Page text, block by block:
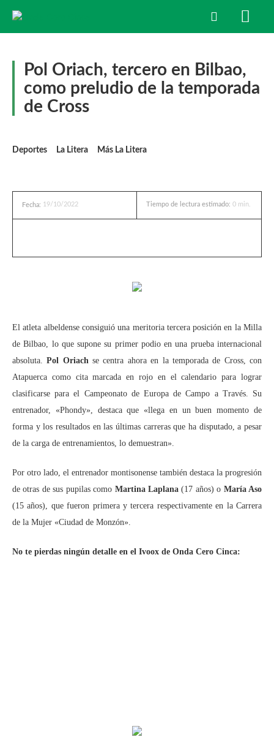
Pol Oriach, tercero en Bilbao,
como preludio de la temporada
de Cross
Deportes La Litera Más La Litera
Fecha: 19/10/2022 Tiempo de lectura estimado: 0 min.
El atleta albeldense consiguió una meritoria tercera posición en la Milla
de Bilbao, lo que supone su primer podio en una prueba internacional
absoluta.Pol Oriachse centra ahora en la temporada de Cross, con
Atapuerca como cita marcada en rojo en el calendario para lograr
clasificarse para el Campeonato de Europa de Campo a Través. Su
entrenador, «Phondy», destaca que «llega en un buen momento de
forma y los resultados en las últimas carreras que ha disputado, a pesar
de la carga de entrenamientos, lo demuestran».
Por otro lado, el entrenador montisonense también destaca la progresión
de otras de sus pupilas como Martina Laplana(17 años) o María Aso
(15 años), que fueron primera y tercera respectivamente en la Carrera
de la Mujer «Ciudad de Monzón».
No te pierdas ningún detalle en el Ivoox de Onda Cero Cinca: